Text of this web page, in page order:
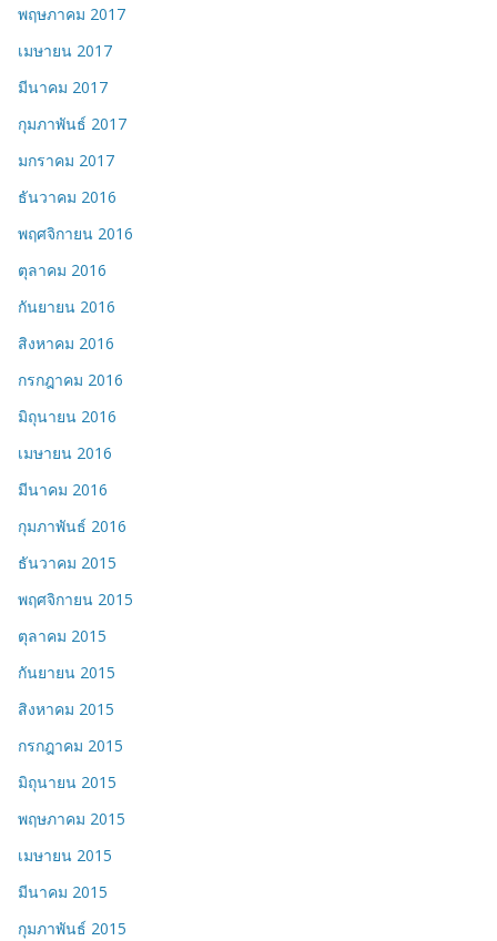
พฤษภาคม 2017
เมษายน 2017
มีนาคม 2017
กุมภาพันธ์ 2017
มกราคม 2017
ธันวาคม 2016
พฤศจิกายน 2016
ตุลาคม 2016
กันยายน 2016
สิงหาคม 2016
กรกฎาคม 2016
มิถุนายน 2016
เมษายน 2016
มีนาคม 2016
กุมภาพันธ์ 2016
ธันวาคม 2015
พฤศจิกายน 2015
ตุลาคม 2015
กันยายน 2015
สิงหาคม 2015
กรกฎาคม 2015
มิถุนายน 2015
พฤษภาคม 2015
เมษายน 2015
มีนาคม 2015
กุมภาพันธ์ 2015